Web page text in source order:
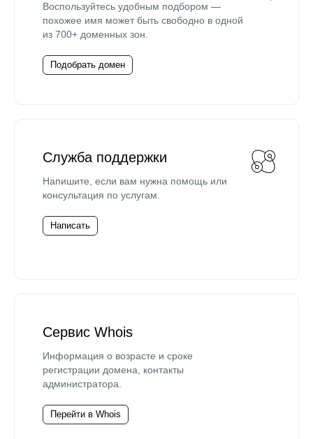
Воспользуйтесь удобным подбором —
похожее имя может быть свободно в одной
из 700+ доменных зон.
Подобрать домен
Служба поддержки
Напишите, если вам нужна помощь или
консультация по услугам.
Написать
Сервис Whois
Информация о возрасте и сроке
регистрации домена, контакты
администратора.
Перейти в Whois